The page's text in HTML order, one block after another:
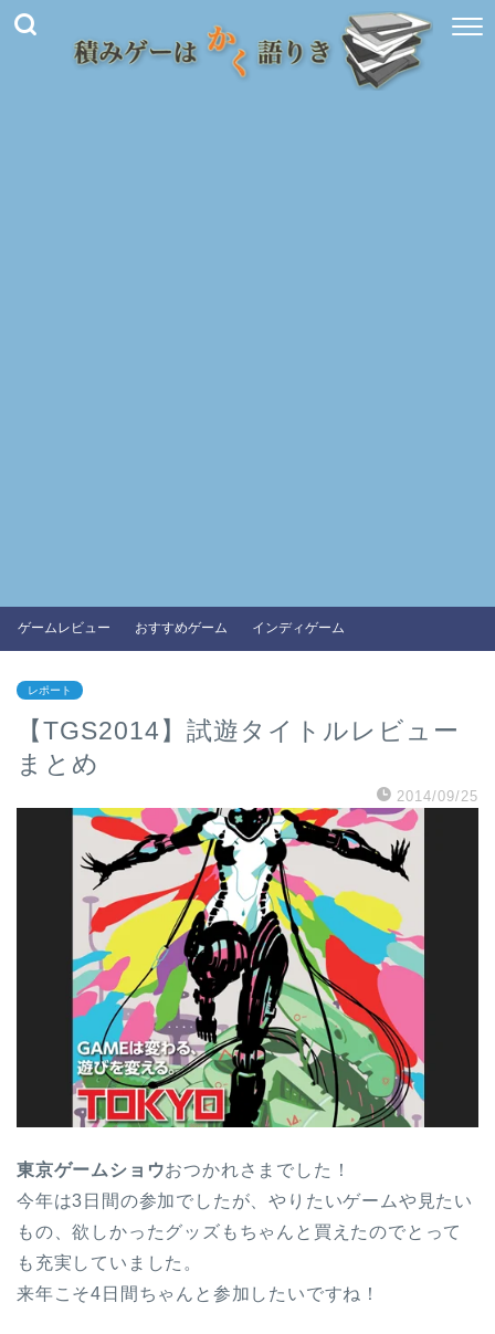
ゲームレビュー おすすめゲーム インディゲーム
レポート
【TGS2014】試遊タイトルレビュー
まとめ
2014/09/25
東京ゲームショウおつかれさまでした！
今年は3日間の参加でしたが、やりたいゲームや見たい
もの、欲しかったグッズもちゃんと買えたのでとって
も充実していました。
来年こそ4日間ちゃんと参加したいですね！